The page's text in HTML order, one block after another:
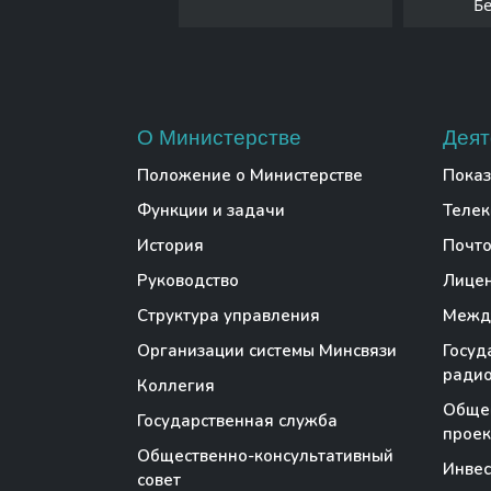
О Министерстве
Положение о Министерстве
Функции и задачи
История
Руководство
Структура управления
Организации системы Минсвязи
Коллегия
Государственная служба
Общественно-консультативный
совет